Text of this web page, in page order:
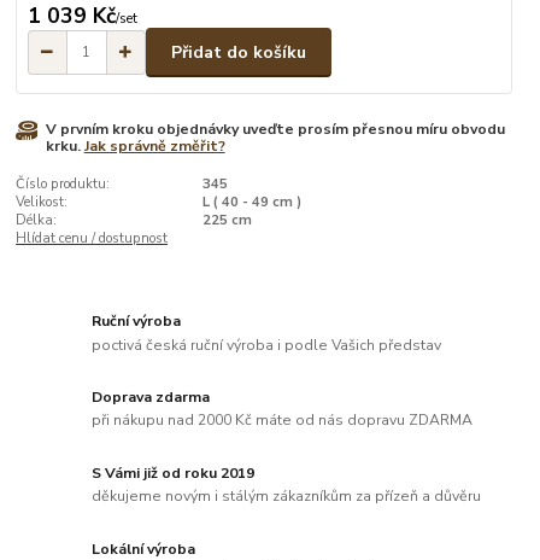
1 039 Kč/set
Přidat do košíku
V prvním kroku objednávky uveďte prosím přesnou míru obvodu
krku.Jak správně změřit?
Číslo produktu:
345
Velikost:
L ( 40 - 49 cm )
Délka:
225 cm
Hlídat cenu / dostupnost
Ruční výroba
poctivá česká ruční výroba i podle Vašich představ
Doprava zdarma
při nákupu nad 2000 Kč máte od nás dopravu ZDARMA
S Vámi již od roku 2019
děkujeme novým i stálým zákazníkům za přízeň a důvěru
Lokální výroba